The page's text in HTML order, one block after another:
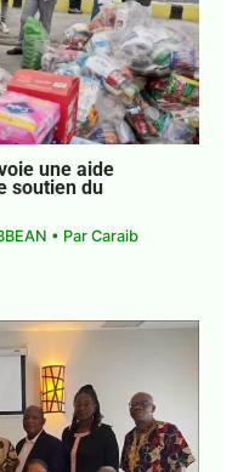
une aide
soutien du
• Par